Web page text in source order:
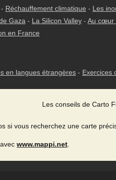
- Réchauffement climatique - Les
Gaza - La Silicon Valley - Au cœur
en France
en langues étrangères - Exercices
Les conseils de Carto
si vous recherchez une carte
www.mappi.net